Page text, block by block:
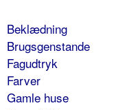
Beklædning
Brugsgenstande
Fagudtryk
Farver
Gamle huse